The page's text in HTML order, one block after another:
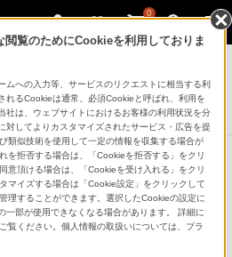
0
音をつくりだす
」
閲覧のためにCookieを利用しておりま
ムへの入力等、サービスのリクエストに相当する利
れるCookieは通常、必須Cookieと呼ばれ、利用を
社は、ウェブサイトにおけるお客様の利用状況を分
対してよりカスタマイズされたサービス・広告を提
類似技術を使用して一定の情報を収集する場合が
を拒否する場合は、「Cookieを拒否する」をクリ
意頂ける場合は、「Cookieを受け入れる」をクリ
マイズする場合は「Cookie設定」をクリックして
理することができます。選択したCookieの設定に
一部が使用できなくなる場合があります。 詳細に
覧ください。個人情報の取扱いについては、プラ